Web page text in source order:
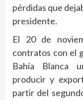
pérdidas que
presidente.
El 20 de
contratos con el
Bahía Blanca
producir y
partir del